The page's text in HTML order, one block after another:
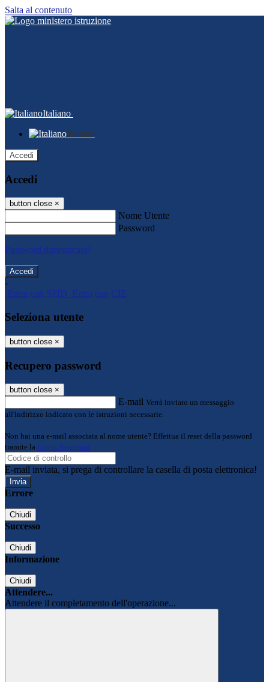
Salta al contenuto
Italiano
Italiano
Accedi
Accedi
button close ×
Nome Utente
Password
Password dimenticata?
-
Entra con SPID Entra con CIE
Seleziona utente
button close ×
Recupero password
button close ×
E-mail Verrà inviato un messaggio
all'indirizzo indicato con le istruzioni necessarie.
Non hai una e-mail associata al nome utente? Effettua il reset della password
tramite la Login Spaggiari
E-mail inviata, si prega di controllare la casella di posta elettronica!
Errore
Chiudi
Successo
Chiudi
Informazione
Chiudi
Attendere...
Attendere il completamento dell'operazione...